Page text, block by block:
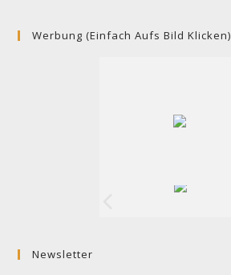
Werbung (einfach Aufs Bild Klicken)
Newsletter